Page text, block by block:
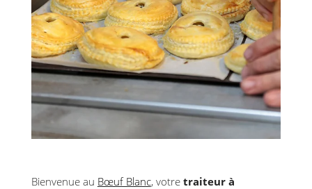
Bienvenue au Bœuf Blanc, votre traiteur à